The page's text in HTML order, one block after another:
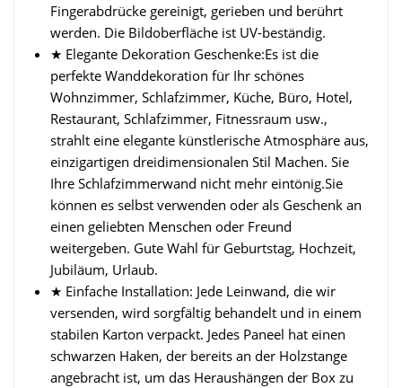
Fingerabdrücke gereinigt, gerieben und berührt
werden. Die Bildoberfläche ist UV-beständig.
★ Elegante Dekoration Geschenke:Es ist die
perfekte Wanddekoration für Ihr schönes
Wohnzimmer, Schlafzimmer, Küche, Büro, Hotel,
Restaurant, Schlafzimmer, Fitnessraum usw.,
strahlt eine elegante künstlerische Atmosphäre aus,
einzigartigen dreidimensionalen Stil Machen. Sie
Ihre Schlafzimmerwand nicht mehr eintönig.Sie
können es selbst verwenden oder als Geschenk an
einen geliebten Menschen oder Freund
weitergeben. Gute Wahl für Geburtstag, Hochzeit,
Jubiläum, Urlaub.
★ Einfache Installation: Jede Leinwand, die wir
versenden, wird sorgfältig behandelt und in einem
stabilen Karton verpackt. Jedes Paneel hat einen
schwarzen Haken, der bereits an der Holzstange
angebracht ist, um das Heraushängen der Box zu